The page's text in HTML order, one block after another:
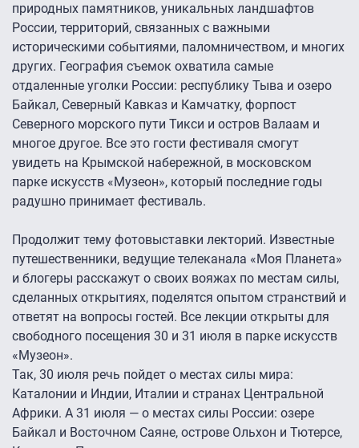
природных памятников, уникальных ландшафтов
России, территорий, связанных с важными
историческими событиями, паломничеством, и многих
других. География съемок охватила самые
отдаленные уголки России: республику Тыва и озеро
Байкал, Северный Кавказ и Камчатку, форпост
Северного морского пути Тикси и остров Валаам и
многое другое. Все это гости фестиваля смогут
увидеть на Крымской набережной, в московском
парке искусств «Музеон», который последние годы
радушно принимает фестиваль.
Продолжит тему фотовыставки лекторий. Известные
путешественники, ведущие телеканала «Моя Планета»
и блогеры расскажут о своих вояжах по местам силы,
сделанных открытиях, поделятся опытом странствий и
ответят на вопросы гостей. Все лекции открыты для
свободного посещения 30 и 31 июля в парке искусств
«Музеон».
Так, 30 июля речь пойдет о местах силы мира:
Каталонии и Индии, Италии и странах Центральной
Африки. А 31 июля — о местах силы России: озере
Байкал и Восточном Саяне, острове Ольхон и Тютерсе,